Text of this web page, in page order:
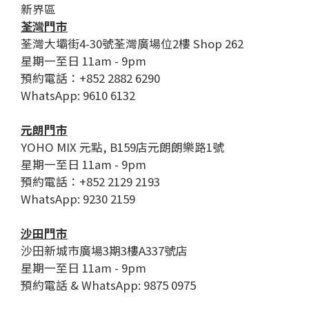
新界區
荃灣門市
荃灣大壩街4-30號荃灣廣場位2樓 Shop 262
星期一至日 11am - 9pm
預約電話：+852 2882 6290
WhatsApp: 9610 6132
元朗門市
YOHO MIX 元點, B159店元朗朗樂路1號
星期一至日 11am - 9pm
預約電話：+852 2129 2193
WhatsApp: 9230 2159
沙田門市
沙田新城市廣場3期3樓A337號店
星期一至日 11am - 9pm
預約電話 & WhatsApp: 9875 0975